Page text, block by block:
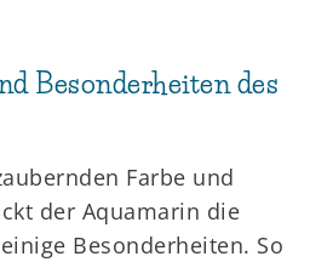
Besonderheiten des
Farbe und
der Aquamarin die
Besonderheiten. So